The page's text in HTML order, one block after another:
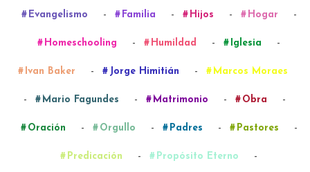
Evangelismo - Familia - Hijos - Hogar -
Homeschooling - Humildad - Iglesia -
Ivan Baker - Jorge Himitián - Marcos Moraes
- Mario Fagundes - Matrimonio - Obra -
Oración - Orgullo - Padres - Pastores -
Predicación - Propósito Eterno -